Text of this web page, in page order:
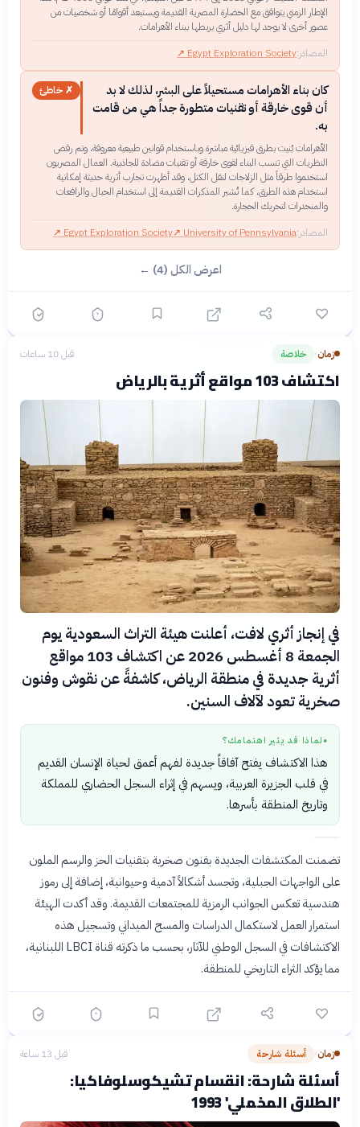
الإطار الزمني يتوافق مع الحضارة المصرية القديمة ويستبعد أقوامًا أو شخصيات من
عصور أخرى لا يوجد لها دليل أثري يربطها ببناء الأهرامات.
المصادر:Egypt Exploration Society
↗
كان بناء الأهرامات مستحيلاً على البشر، لذلك لا بد
أن قوى خارقة أو تقنيات متطورة جداً هي من قامت
به.
✗ خاطئ
الأهرامات بُنيت بطرق فيزيائية مباشرة وباستخدام قوانين طبيعية معروفة، وتم رفض
النظريات التي تنسب البناء لقوى خارقة أو تقنيات مضادة للجاذبية. العمال المصريون
استخدموا طرقاً مثل الزلاجات لنقل الكتل، وقد أظهرت تجارب أثرية حديثة إمكانية
استخدام هذه الطرق، كما تُشير المذكرات القديمة إلى استخدام الحبال والرافعات
والمنحدرات لتحريك الحجارة.
المصادر:University of Pennsylvania
↗
Egypt Exploration Society
↗
اعرض الكل (4) ←
زمان› خلاصة قبل 10 ساعات
اكتشاف 103 مواقع أثرية بالرياض
في إنجاز أثري لافت، أعلنت هيئة التراث السعودية يوم
الجمعة 8 أغسطس 2026 عن اكتشاف 103 مواقع
أثرية جديدة في منطقة الرياض، كاشفةً عن نقوش وفنون
صخرية تعود لآلاف السنين.
● لماذا قد يثير اهتمامك؟
هذا الاكتشاف يفتح آفاقاً جديدة لفهم أعمق لحياة الإنسان القديم
في قلب الجزيرة العربية، ويسهم في إثراء السجل الحضاري للمملكة
وتاريخ المنطقة بأسرها.
تضمنت المكتشفات الجديدة بفنون صخرية بتقنيات الحز والرسم الملون
على الواجهات الجبلية، وتجسد أشكالاً آدمية وحيوانية، إضافة إلى رموز
هندسية تعكس الجوانب الرمزية للمجتمعات القديمة. وقد أكدت الهيئة
استمرار العمل لاستكمال الدراسات والمسح الميداني وتسجيل هذه
الاكتشافات في السجل الوطني للآثار، بحسب ما ذكرته قناة LBCI اللبنانية،
مما يؤكد الثراء التاريخي للمنطقة.
زمان› أسئلة شارحة قبل 13 ساعة
أسئلة شارحة: انقسام تشيكوسلوفاكيا:
'الطلاق المخملي' 1993